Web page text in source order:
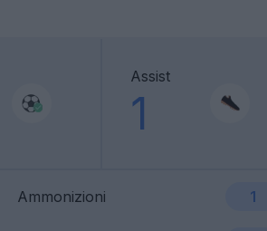
Assist
1
Ammonizioni 1